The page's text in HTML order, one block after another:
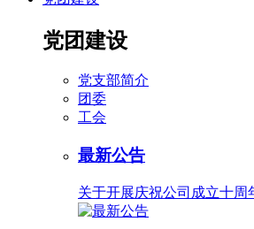
党团建设
党支部简介
团委
工会
最新公告
关于开展庆祝公司成立十周